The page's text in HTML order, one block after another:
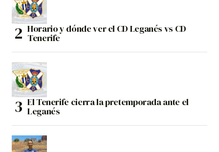
Horario y dónde ver el CD Leganés vs CD
Tenerife
El Tenerife cierra la pretemporada ante el
Leganés